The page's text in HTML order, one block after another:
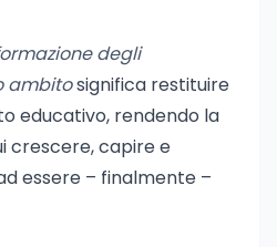
degli
ambitosignifica restituire
educativo, rendendo la
crescere, capire e
essere – finalmente –